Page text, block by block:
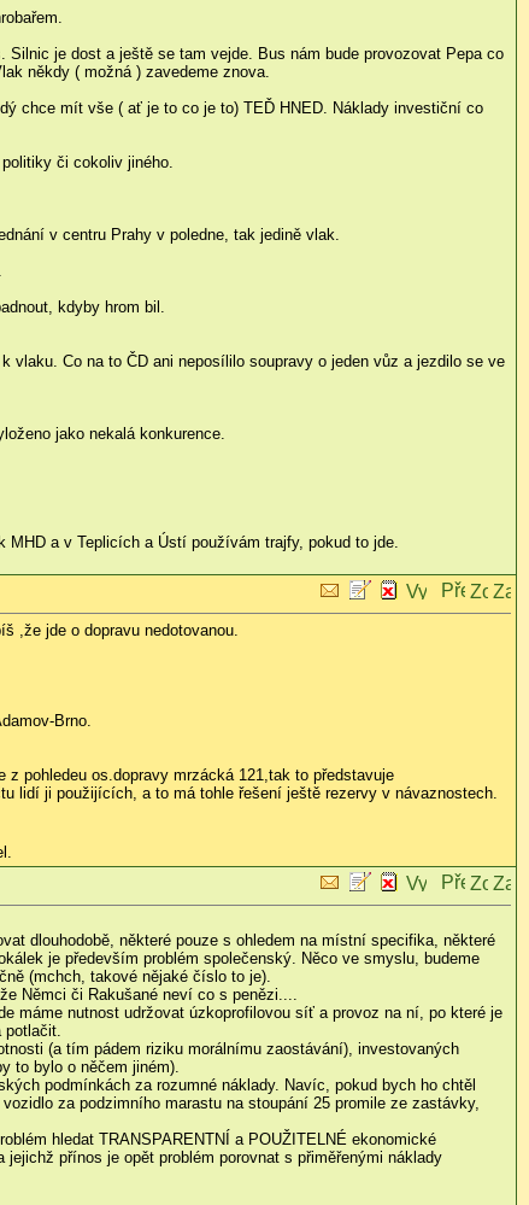
je dost a ještě se tam vejde. Bus nám bude provozovat Pepa co
někdy ( možná ) zavedeme znova.
chce mít vše ( ať je to co je to) TEĎ HNED. Náklady investiční co
či cokoliv jiného.
v centru Prahy v poledne, tak jedině vlak.
kdyby hrom bil.
Co na to ČD ani neposílilo soupravy o jeden vůz a jezdilo se ve
jako nekalá konkurence.
a v Teplicích a Ústí používám trajfy, pokud to jde.
,že jde o dopravu nedotovanou.
Brno.
pohledeu os.dopravy mrzácká 121,tak to představuje
lidí ji použijících, a to má tohle řešení ještě rezervy v návaznostech.
dlouhodobě, některé pouze s ohledem na místní specifika, některé
je především problém společenský. Něco ve smyslu, budeme
(mchch, takové nějaké číslo to je).
Němci či Rakušané neví co s penězi....
máme nutnost udržovat úzkoprofilovou síť a provoz na ní, po které je
potlačit.
(a tím pádem riziku morálnímu zaostávání), investovaných
to bylo o něčem jiném).
podmínkách za rozumné náklady. Navíc, pokud bych ho chtěl
za podzimního marastu na stoupání 25 promile ze zastávky,
hledat TRANSPARENTNÍ a POUŽITELNÉ ekonomické
přínos je opět problém porovnat s přiměřenými náklady